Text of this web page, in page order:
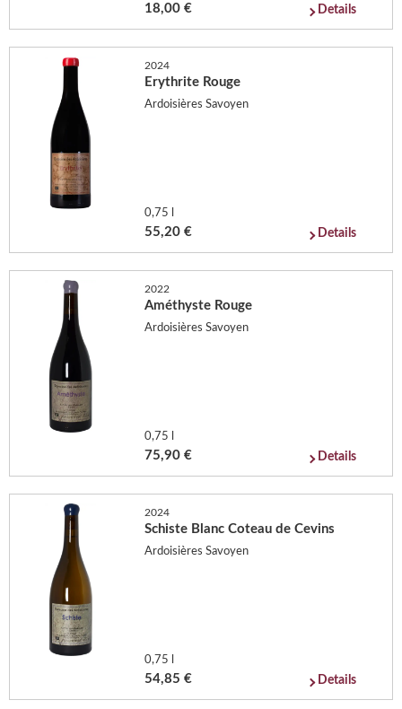
18,00 € Details
2024
Erythrite Rouge
Ardoisières Savoyen
0,75 l
55,20 € Details
2022
Améthyste Rouge
Ardoisières Savoyen
0,75 l
75,90 € Details
2024
Schiste Blanc Coteau de Cevins
Ardoisières Savoyen
0,75 l
54,85 € Details